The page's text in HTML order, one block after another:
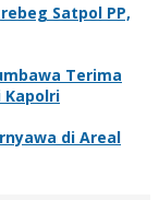
Satpol PP,
Terima
Kapolri
di Areal